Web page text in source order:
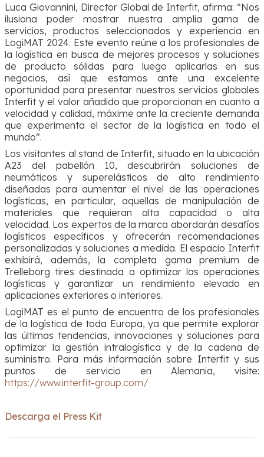
Luca Giovannini, Director Global de Interfit, afirma: “Nos
ilusiona poder mostrar nuestra amplia gama de
servicios, productos seleccionados y experiencia en
LogiMAT 2024. Este evento reúne a los profesionales de
la logística en busca de mejores procesos y soluciones
de producto sólidas para luego aplicarlas en sus
negocios, así que estamos ante una excelente
oportunidad para presentar nuestros servicios globales
Interfit y el valor añadido que proporcionan en cuanto a
velocidad y calidad, máxime ante la creciente demanda
que experimenta el sector de la logística en todo el
mundo”.
Los visitantes al stand de Interfit, situado en la ubicación
A23 del pabellón 10, descubrirán soluciones de
neumáticos y superelásticos de alto rendimiento
diseñadas para aumentar el nivel de las operaciones
logísticas, en particular, aquellas de manipulación de
materiales que requieran alta capacidad o alta
velocidad. Los expertos de la marca abordarán desafíos
logísticos específicos y ofrecerán recomendaciones
personalizadas y soluciones a medida. El espacio Interfit
exhibirá, además, la completa gama premium de
Trelleborg tires destinada a optimizar las operaciones
logísticas y garantizar un rendimiento elevado en
aplicaciones exteriores o interiores.
LogiMAT es el punto de encuentro de los profesionales
de la logística de toda Europa, ya que permite explorar
las últimas tendencias, innovaciones y soluciones para
optimizar la gestión intralogística y de la cadena de
suministro. Para más información sobre Interfit y sus
puntos de servicio en Alemania, visite:
https://www.interfit-group.com/
Descarga el Press Kit